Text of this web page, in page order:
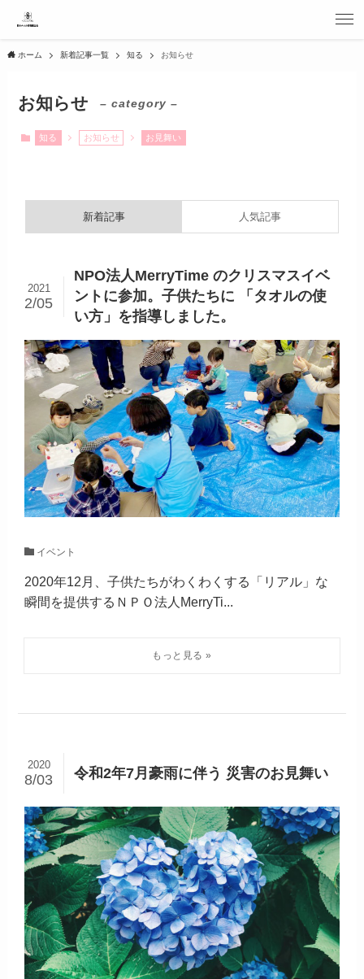
ホーム 新着記事一覧 知る お知らせ
お知らせ – category –
知る お知らせ お見舞い
新着記事 人気記事
NPO法人MerryTime のクリスマスイベ
ントに参加。子供たちに 「タオルの使
い方」を指導しました。
2021
2/05
イベント
2020年12月、子供たちがわくわくする「リアル」な
瞬間を提供するＮＰＯ法人MerryTi...
令和2年7月豪雨に伴う 災害のお見舞い
2020
8/03